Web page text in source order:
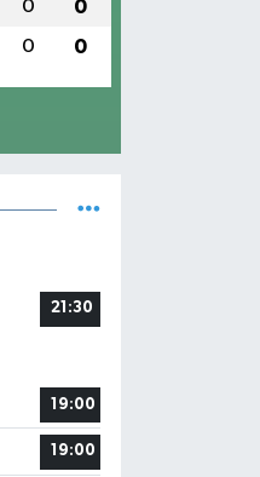
0 0
0 0
21:30
19:00
19:00